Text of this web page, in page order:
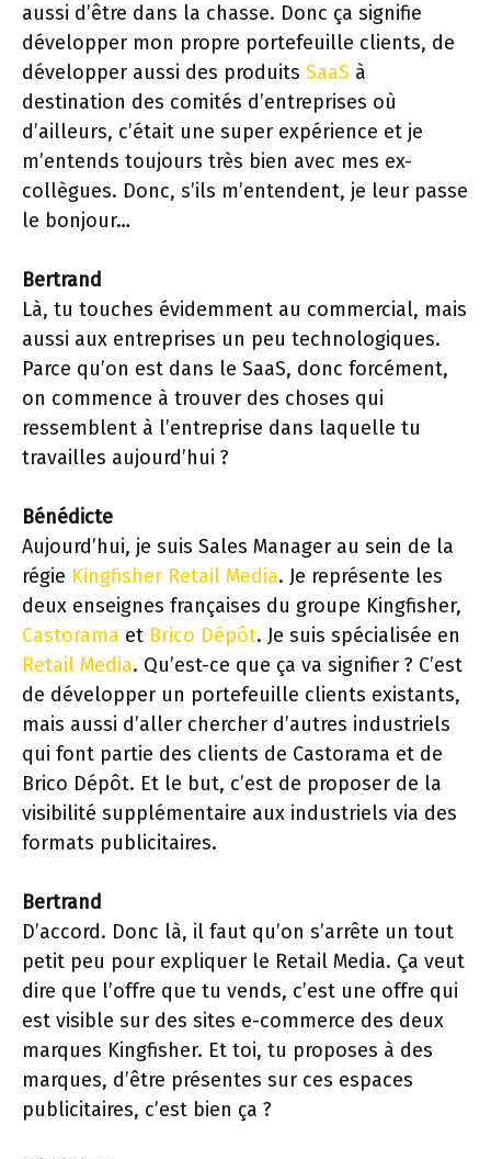
aussi d’être dans la chasse. Donc ça signifie
développer mon propre portefeuille clients, de
développer aussi des produits SaaS à
destination des comités d’entreprises où
d’ailleurs, c’était une super expérience et je
m’entends toujours très bien avec mes ex-
collègues. Donc, s’ils m’entendent, je leur passe
le bonjour…
Bertrand
Là, tu touches évidemment au commercial, mais
aussi aux entreprises un peu technologiques.
Parce qu’on est dans le SaaS, donc forcément,
on commence à trouver des choses qui
ressemblent à l’entreprise dans laquelle tu
travailles aujourd’hui ?
Bénédicte
Aujourd’hui, je suis Sales Manager au sein de la
régie Kingfisher Retail Media. Je représente les
deux enseignes françaises du groupe Kingfisher,
Castorama et Brico Dépôt. Je suis spécialisée en
Retail Media. Qu’est-ce que ça va signifier ? C’est
de développer un portefeuille clients existants,
mais aussi d’aller chercher d’autres industriels
qui font partie des clients de Castorama et de
Brico Dépôt. Et le but, c’est de proposer de la
visibilité supplémentaire aux industriels via des
formats publicitaires.
Bertrand
D’accord. Donc là, il faut qu’on s’arrête un tout
petit peu pour expliquer le Retail Media. Ça veut
dire que l’offre que tu vends, c’est une offre qui
est visible sur des sites e-commerce des deux
marques Kingfisher. Et toi, tu proposes à des
marques, d’être présentes sur ces espaces
publicitaires, c’est bien ça ?